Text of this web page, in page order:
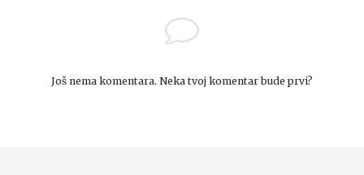
Još nema komentara. Neka tvoj komentar bude prvi?